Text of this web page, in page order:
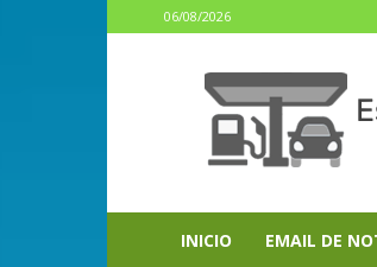
06/08/2026
INICIO EMAIL DE